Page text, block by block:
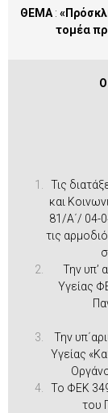
ΘΕΜΑ:
τομέα
Τις
και
81/Α΄/ 04-
τις
Την υπ’
Υγείας
Την
Υγείας
Το ΦΕΚ
του